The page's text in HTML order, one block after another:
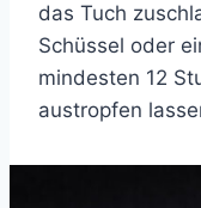
das Tuch
Schüssel oder
mindesten 12
austropfen